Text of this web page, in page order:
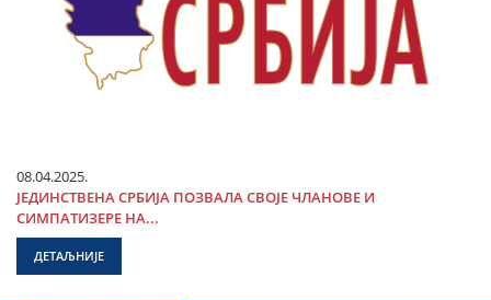
08.04.2025.
ЈЕДИНСТВЕНА СРБИЈА ПОЗВАЛА СВОЈЕ ЧЛАНОВЕ И
СИМПАТИЗЕРЕ НА...
ДЕТАЉНИЈЕ